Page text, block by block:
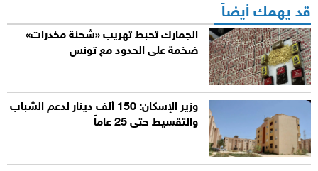
قد يهمك أيضاً
الجمارك تحبط تهريب «شحنة مخدرات»
ضخمة على الحدود مع تونس
وزير الإسكان: 150 ألف دينار لدعم الشباب
والتقسيط حتى 25 عاماً